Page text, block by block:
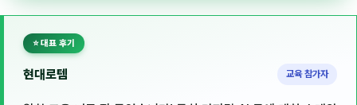
윤석현
⭐ 대표 후기
현대로템 교육 참가자